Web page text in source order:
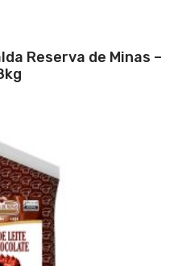
Reserva de Minas –